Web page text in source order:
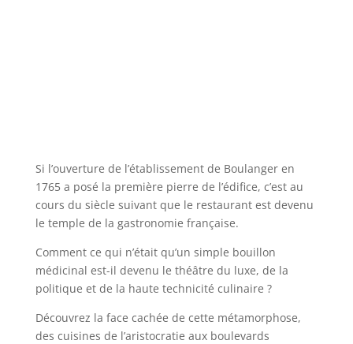
Si l’ouverture de l’établissement de Boulanger en
1765 a posé la première pierre de l’édifice, c’est au
cours du siècle suivant que le restaurant est devenu
le temple de la gastronomie française.
Comment ce qui n’était qu’un simple bouillon
médicinal est-il devenu le théâtre du luxe, de la
politique et de la haute technicité culinaire ?
Découvrez la face cachée de cette métamorphose,
des cuisines de l’aristocratie aux boulevards